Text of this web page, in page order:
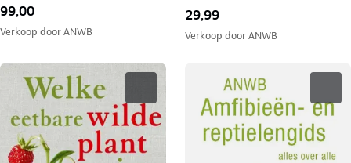
99,00
Verkoop doorANWB
29,99
Verkoop doorANWB